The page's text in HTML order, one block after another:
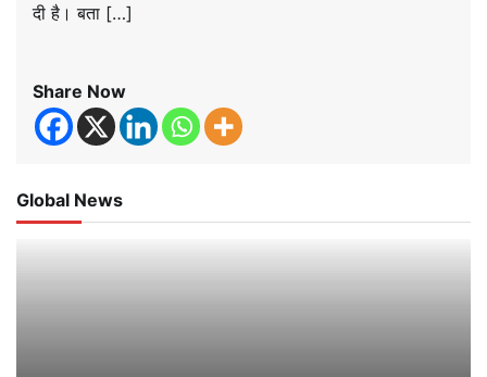
दी है। बता […]
Share Now
Global News